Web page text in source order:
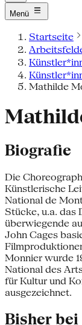
Menü
Startseite
Mathilde
Biografie
Die
Künstlerische
National de
Stücke, u.a. das
überwiegende
John Cages
Monnier wurde
National des
für Kultur und
ausgezeichnet.
Bisher bei